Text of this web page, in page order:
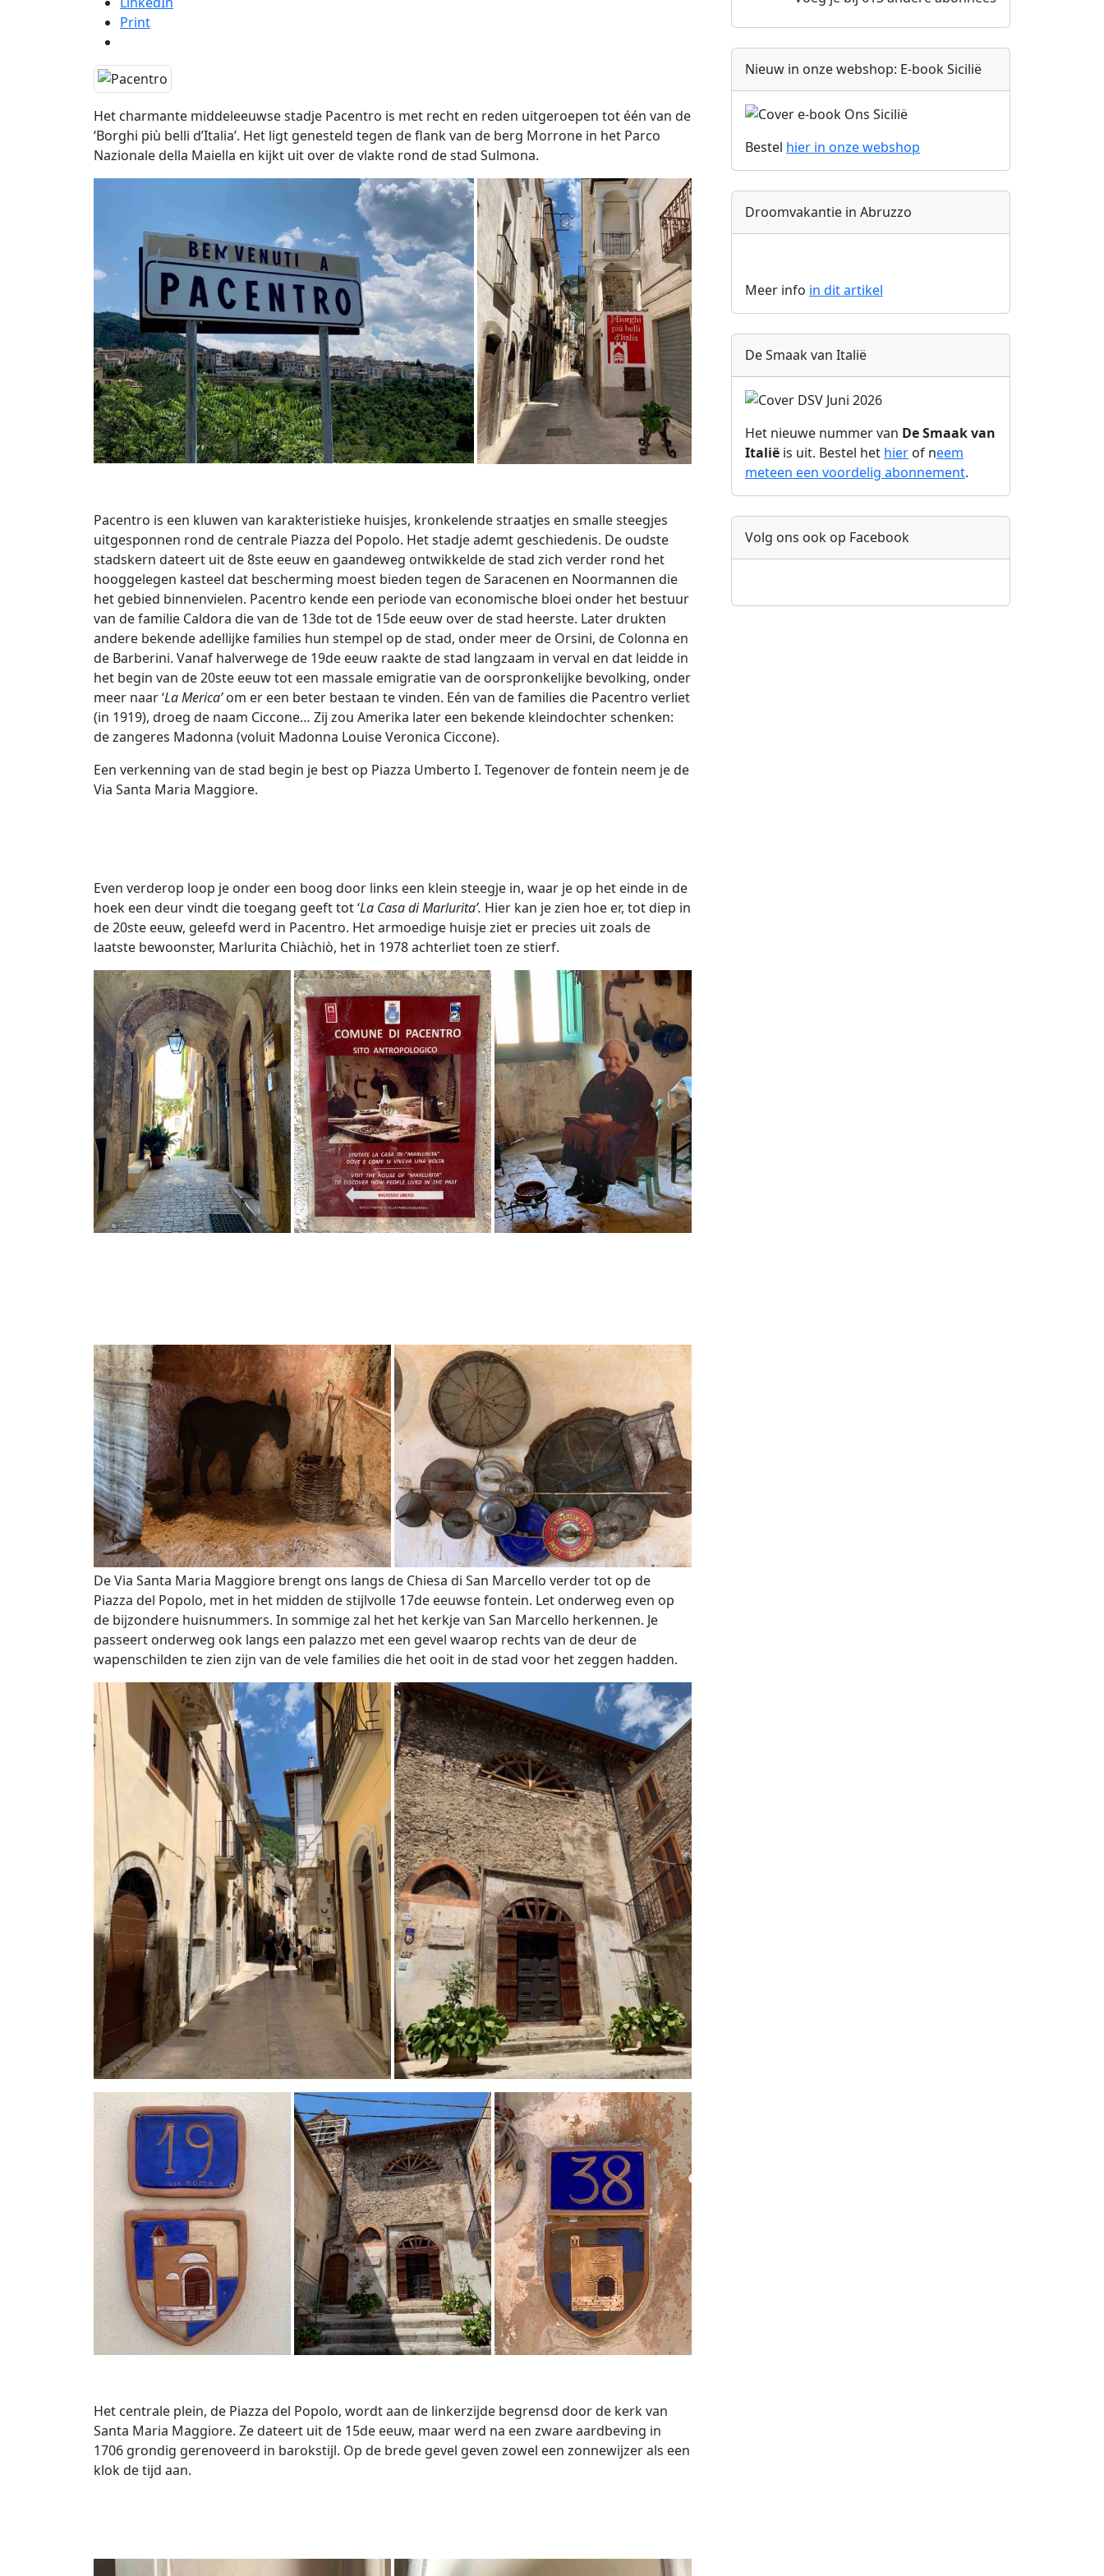
Print
Het charmante middeleeuwse stadje Pacentro is met recht en reden uitgeroepen tot één van de
‘Borghi più belli d’Italia’. Het ligt genesteld tegen de flank van de berg Morrone in het Parco
Nazionale della Maiella en kijkt uit over de vlakte rond de stad Sulmona.
Pacentro is een kluwen van karakteristieke huisjes, kronkelende straatjes en smalle steegjes
uitgesponnen rond de centrale Piazza del Popolo. Het stadje ademt geschiedenis. De oudste
stadskern dateert uit de 8ste eeuw en gaandeweg ontwikkelde de stad zich verder rond het
hooggelegen kasteel dat bescherming moest bieden tegen de Saracenen en Noormannen die
het gebied binnenvielen. Pacentro kende een periode van economische bloei onder het bestuur
van de familie Caldora die van de 13de tot de 15de eeuw over de stad heerste. Later drukten
andere bekende adellijke families hun stempel op de stad, onder meer de Orsini, de Colonna en
de Barberini. Vanaf halverwege de 19de eeuw raakte de stad langzaam in verval en dat leidde in
het begin van de 20ste eeuw tot een massale emigratie van de oorspronkelijke bevolking, onder
meer naar ‘La Merica’om er een beter bestaan te vinden. Eén van de families die Pacentro verliet
(in 1919), droeg de naam Ciccone… Zij zou Amerika later een bekende kleindochter schenken:
de zangeres Madonna (voluit Madonna Louise Veronica Ciccone).
Een verkenning van de stad begin je best op Piazza Umberto I. Tegenover de fontein neem je de
Via Santa Maria Maggiore.
Even verderop loop je onder een boog door links een klein steegje in, waar je op het einde in de
hoek een deur vindt die toegang geeft tot ‘La Casa di Marlurita’. Hier kan je zien hoe er, tot diep in
de 20ste eeuw, geleefd werd in Pacentro. Het armoedige huisje ziet er precies uit zoals de
laatste bewoonster, Marlurita Chiàchiò, het in 1978 achterliet toen ze stierf.
De Via Santa Maria Maggiore brengt ons langs de Chiesa di San Marcello verder tot op de
Piazza del Popolo, met in het midden de stijlvolle 17de eeuwse fontein. Let onderweg even op
de bijzondere huisnummers. In sommige zal het het kerkje van San Marcello herkennen. Je
passeert onderweg ook langs een palazzo met een gevel waarop rechts van de deur de
wapenschilden te zien zijn van de vele families die het ooit in de stad voor het zeggen hadden.
Het centrale plein, de Piazza del Popolo, wordt aan de linkerzijde begrensd door de kerk van
Santa Maria Maggiore. Ze dateert uit de 15de eeuw, maar werd na een zware aardbeving in
1706 grondig gerenoveerd in barokstijl. Op de brede gevel geven zowel een zonnewijzer als een
klok de tijd aan.
Nieuw in onze webshop: E-book Sicilië
Bestel hier in onzewebshop
Droomvakantie in Abruzzo
Meer info in dit artikel
De Smaak van Italië
Het nieuwe nummer van De Smaak van
Italië is uit. Bestel het hier of neem
meteen een voordelig abonnement.
Volg ons ook op Facebook